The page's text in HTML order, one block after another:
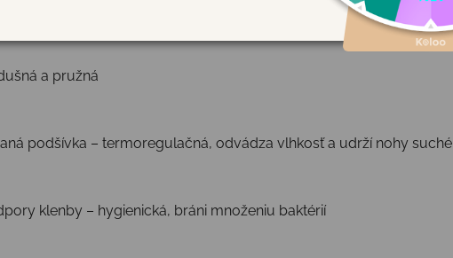
a pružná
podšívka – termoregulačná, odvádza vlhkosť a udrží nohy suché
klenby – hygienická, bráni množeniu baktérií